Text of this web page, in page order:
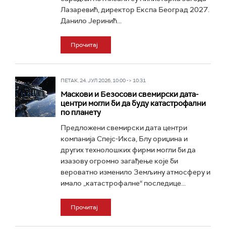
Лазаревић, директор Експа Београд 2027.
Данило Јеринић...
Прочитај
ПЕТАК, 24. ЈУЛ 2026, 10:00 -> 10:31
Маскови и Безосови свемирски дата-
центри могли би да буду катастрофални
по планету
Предложени свемирски дата центри
компанија Спејс-Икса, Блу ориџина и
других технолошких фирми могли би да
изазову огромно загађење које би
вероватно изменило Земљину атмосферу и
имало „катастрофалне“ последице...
Прочитај